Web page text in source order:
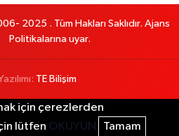
2025 . Tüm Hakları Saklıdır. Ajans
Politikalarına uyar.
TE Bilişim
için çerezlerden
lütfen OKUYUN Tamam